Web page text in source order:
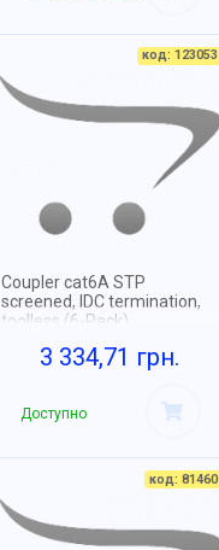
код: 123053
Coupler cat6A STP
screened, IDC termination,
toolless (6-Pack)
3 334,71 грн.
Доступно
код: 81460